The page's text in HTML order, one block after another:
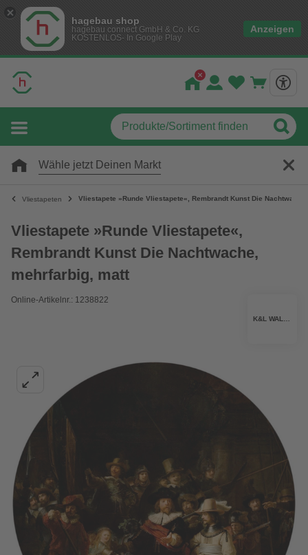
hagebau shop
hagebau connect GmbH & Co. KG
KOSTENLOS- In Google Play
Anzeigen
Wähle jetzt Deinen Markt
Vliestapeten Vliestapete »Runde Vliestapete«, Rembrandt Kunst Die
Vliestapete »Runde Vliestapete«,
Rembrandt Kunst Die Nachtwache,
mehrfarbig, matt
Online-Artikelnr.: 1238822